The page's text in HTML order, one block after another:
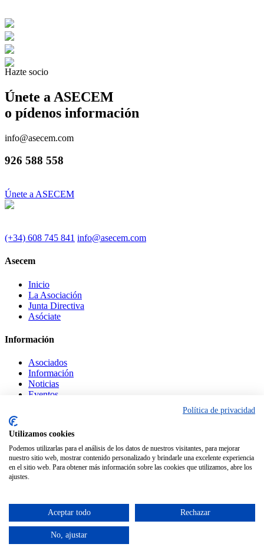
Hazte socio
Únete a ASECEM
o pídenos información
info@asecem.com
926 588 558
Únete a ASECEM
(+34) 608 745 841 info@asecem.com
Asecem
Inicio
La Asociación
Junta Directiva
Asóciate
Información
Asociados
Información
Noticias
Eventos
Legal
Aviso Legal
Política Privacidad
Política Cookies
Desarrollada porCentro Tecnológico Alcázar
Facebook
Twitter
Instagram
Política de privacidad
Utilizamos cookies
Podemos utilizarlas para el análisis de los datos de nuestros visitantes, para mejorar
nuestro sitio web, mostrar contenido personalizado y brindarle una excelente experiencia
en el sitio web. Para obtener más información sobre las cookies que utilizamos, abre los
ajustes.
Aceptar todo Rechazar
No, ajustar